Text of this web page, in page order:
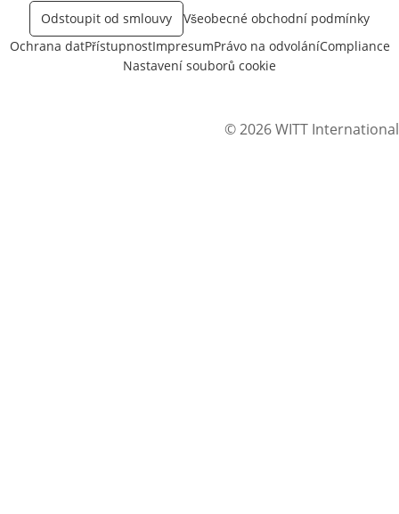
Odstoupit od smlouvy
Všeobecné obchodní podmínky
Ochrana datPřístupnostImpresumPrávo na odvoláníCompliance
Nastavení souborů cookie
© 2026 WITT International